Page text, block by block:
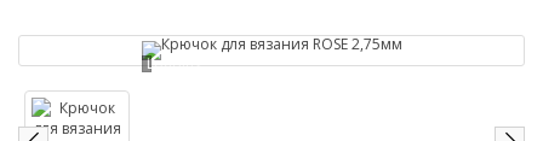
Loading...